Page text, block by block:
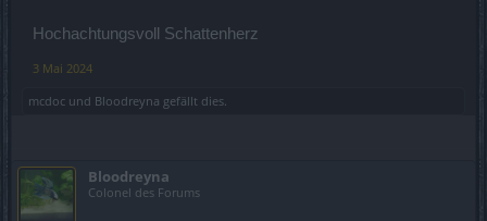
Hochachtungsvoll Schattenherz
3 Mai 2024
mcdoc und Bloodreyna gefällt dies.
Bloodreyna
Colonel des Forums